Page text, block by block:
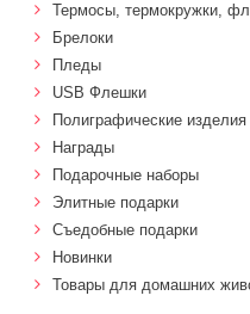
Термосы, термокружки,
Брелоки
Пледы
USB Флешки
Полиграфические изделия
Награды
Подарочные наборы
Элитные подарки
Cъедобные подарки
Новинки
Товары для домашних